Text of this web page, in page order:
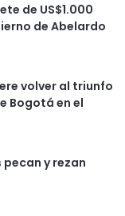
de US$1.000
de Abelardo
volver al triunfo
Bogotá en el
y rezan